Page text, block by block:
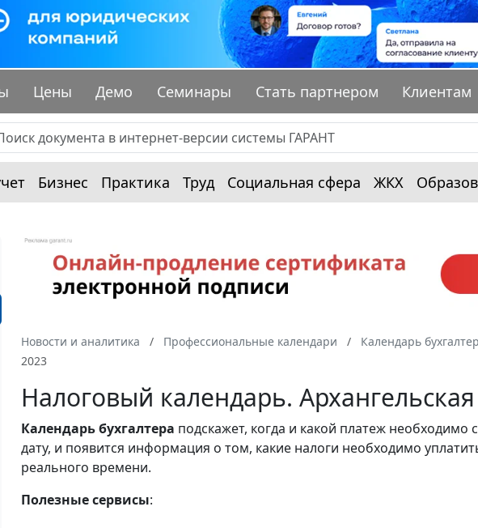
Цены Демо Семинары Стать партнером Клиентам
Бизнес Практика Труд Социальная сфера ЖКХ
Новости и аналитика Профессиональные календари Календарь
2023
Налоговый календарь.
Календарьбухгалтера подскажет, когда и какой платеж
дату, и появится информация о том, какие налоги необходимо
реального времени.
Полезные сервисы: